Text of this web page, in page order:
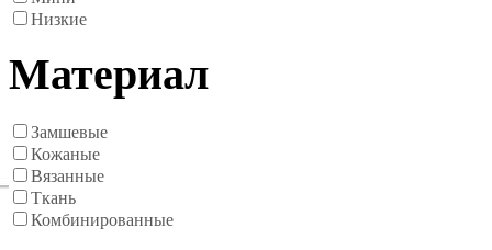
Низкие
Материал
Замшевые
Кожаные
Вязанные
Ткань
Комбинированные